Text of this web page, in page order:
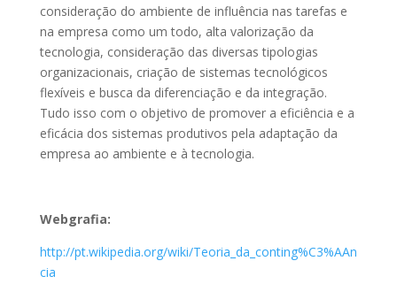
consideração do ambiente de influência nas tarefas e
na empresa como um todo, alta valorização da
tecnologia, consideração das diversas tipologias
organizacionais, criação de sistemas tecnológicos
flexíveis e busca da diferenciação e da integração.
Tudo isso com o objetivo de promover a eficiência e a
eficácia dos sistemas produtivos pela adaptação da
empresa ao ambiente e à tecnologia.
Webgrafia:
http://pt.wikipedia.org/wiki/Teoria_da_conting%C3%AAn
cia